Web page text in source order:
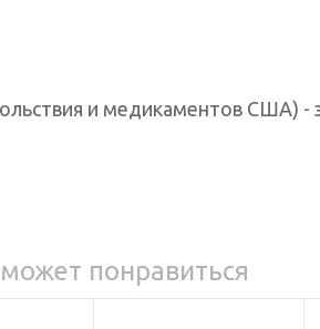
и медикаментов США) -
понравиться